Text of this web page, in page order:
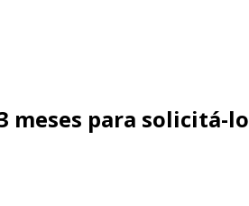
meses para solicitá-lo